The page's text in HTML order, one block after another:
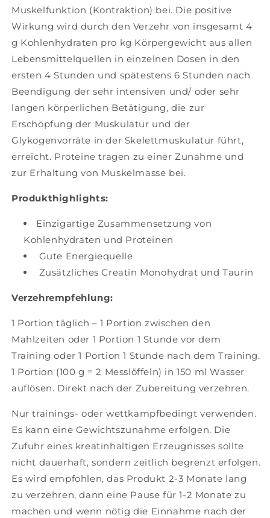
Muskelfunktion (Kontraktion) bei. Die positive
Wirkung wird durch den Verzehr von insgesamt 4
g Kohlenhydraten pro kg Körpergewicht aus allen
Lebensmittelquellen in einzelnen Dosen in den
ersten 4 Stunden und spätestens 6 Stunden nach
Beendigung der sehr intensiven und/ oder sehr
langen körperlichen Betätigung, die zur
Erschöpfung der Muskulatur und der
Glykogenvorräte in der Skelettmuskulatur führt,
erreicht. Proteine tragen zu einer Zunahme und
zur Erhaltung von Muskelmasse bei.
Produkthighlights:
Einzigartige Zusammensetzung von
Kohlenhydraten und Proteinen
Gute Energiequelle
Zusätzliches Creatin Monohydrat und Taurin
Verzehrempfehlung:
1 Portion täglich – 1 Portion zwischen den
Mahlzeiten oder 1 Portion 1 Stunde vor dem
Training oder 1 Portion 1 Stunde nach dem Training.
1 Portion (100 g = 2 Messlöffeln) in 150 ml Wasser
auflösen. Direkt nach der Zubereitung verzehren.
Nur trainings- oder wettkampfbedingt verwenden.
Es kann eine Gewichtszunahme erfolgen. Die
Zufuhr eines kreatinhaltigen Erzeugnisses sollte
nicht dauerhaft, sondern zeitlich begrenzt erfolgen.
Es wird empfohlen, das Produkt 2-3 Monate lang
zu verzehren, dann eine Pause für 1-2 Monate zu
machen und wenn nötig die Einnahme nach der